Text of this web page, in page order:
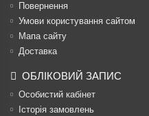
Повернення
Умови користування сайтом
Мапа сайту
Доставка
ОБЛІКОВИЙ ЗАПИС
Особистий кабінет
Історія замовлень